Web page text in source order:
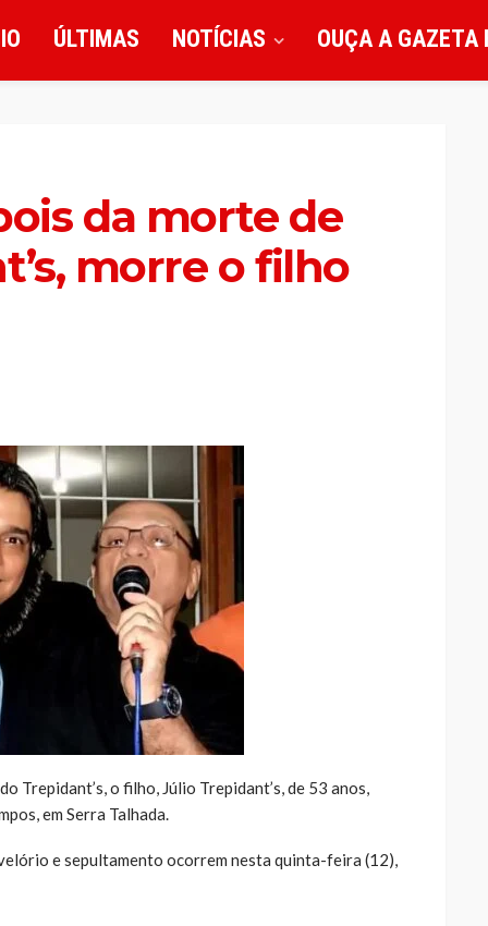
ÚLTIMAS NOTÍCIAS OUÇA A GAZETA
da morte de
morre o filho
Trepidant’s, o filho, Júlio Trepidant’s, de 53 anos,
em Serra Talhada.
e sepultamento ocorrem nesta quinta-feira (12),